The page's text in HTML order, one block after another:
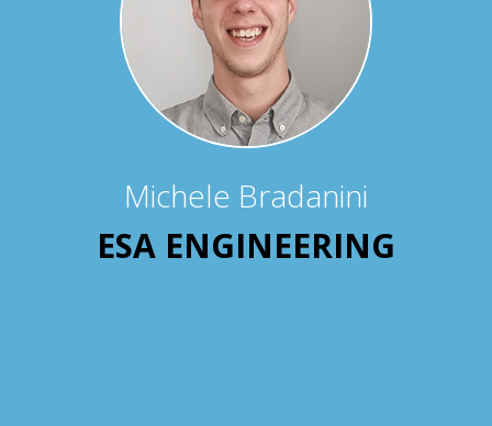
Michele Bradanini
ESA ENGINEERING